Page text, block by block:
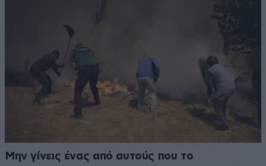
Μην γίνεις ένας από αυτούς που το